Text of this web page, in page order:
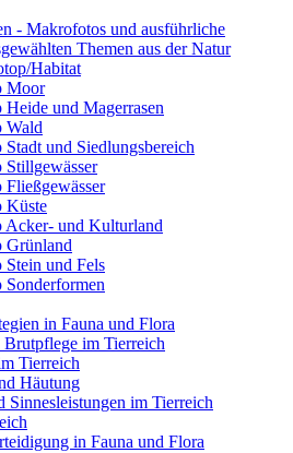
- Makrofotos und ausführliche
Themen aus der Natur
Habitat
Moor
Heide und Magerrasen
Wald
und Siedlungsbereich
Stillgewässer
Fließgewässer
Küste
Acker- und Kulturland
Grünland
Stein und Fels
Sonderformen
in Fauna und Flora
im Tierreich
Tierreich
Häutung
Sinnesleistungen im Tierreich
in Fauna und Flora